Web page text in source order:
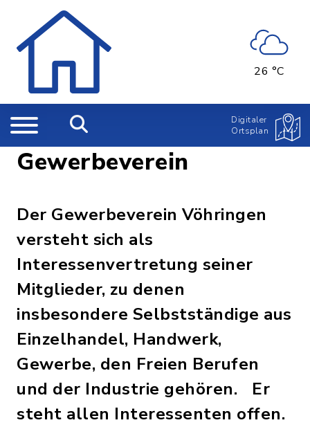
26 °C
Digitaler
Ortsplan
Gewerbeverein
Der Gewerbeverein Vöhringen
versteht sich als
Interessenvertretung seiner
Mitglieder, zu denen
insbesondere Selbstständige aus
Einzelhandel, Handwerk,
Gewerbe, den Freien Berufen
und der Industrie gehören. Er
steht allen Interessenten offen.